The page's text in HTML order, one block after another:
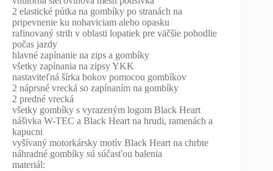
2 elastické pútka na gombíky po stranách na
pripevnenie ku nohaviciam alebo opasku
rafinovaný strih v oblasti lopatiek pre väčšie pohodlie
počas jazdy
hlavné zapínanie na zips a gombíky
všetky zapínania na zipsy YKK
nastaviteľná šírka bokov pomocou gombíkov
2 náprsné vrecká so zapínaním na gombíky
2 predné vrecká
všetky gombíky s vyrazeným logom Black Heart
nášivka W-TEC a Black Heart na hrudi, ramenách a
kapucni
vyšívaný motorkársky motív Black Heart na chrbte
náhradné gombíky sú súčasťou balenia
materiál: